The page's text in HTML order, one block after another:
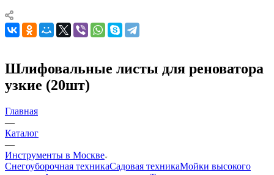
Шлифовальные листы для реноватора
узкие (20шт)
Главная
—
Каталог
—
Инструменты в Москве
Снегоуборочная техникаСадовая техникаМойки высокого